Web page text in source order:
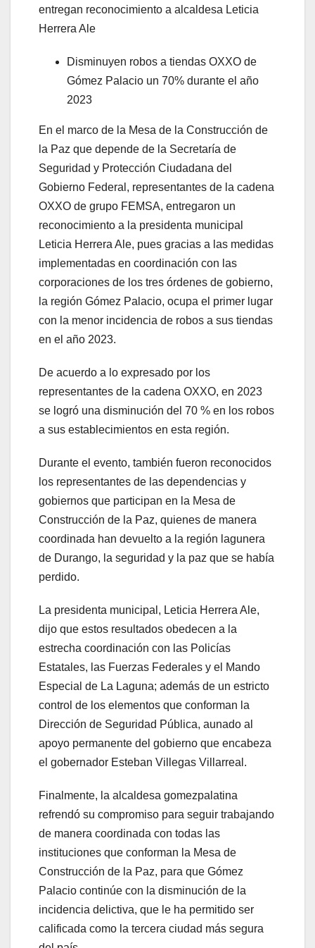
entregan reconocimiento a alcaldesa Leticia
Herrera Ale
Disminuyen robos a tiendas OXXO de
Gómez Palacio un 70% durante el año
2023
En el marco de la Mesa de la Construcción de
la Paz que depende de la Secretaría de
Seguridad y Protección Ciudadana del
Gobierno Federal, representantes de la cadena
OXXO de grupo FEMSA, entregaron un
reconocimiento a la presidenta municipal
Leticia Herrera Ale, pues gracias a las medidas
implementadas en coordinación con las
corporaciones de los tres órdenes de gobierno,
la región Gómez Palacio, ocupa el primer lugar
con la menor incidencia de robos a sus tiendas
en el año 2023.
De acuerdo a lo expresado por los
representantes de la cadena OXXO, en 2023
se logró una disminución del 70 % en los robos
a sus establecimientos en esta región.
Durante el evento, también fueron reconocidos
los representantes de las dependencias y
gobiernos que participan en la Mesa de
Construcción de la Paz, quienes de manera
coordinada han devuelto a la región lagunera
de Durango, la seguridad y la paz que se había
perdido.
La presidenta municipal, Leticia Herrera Ale,
dijo que estos resultados obedecen a la
estrecha coordinación con las Policías
Estatales, las Fuerzas Federales y el Mando
Especial de La Laguna; además de un estricto
control de los elementos que conforman la
Dirección de Seguridad Pública, aunado al
apoyo permanente del gobierno que encabeza
el gobernador Esteban Villegas Villarreal.
Finalmente, la alcaldesa gomezpalatina
refrendó su compromiso para seguir trabajando
de manera coordinada con todas las
instituciones que conforman la Mesa de
Construcción de la Paz, para que Gómez
Palacio continúe con la disminución de la
incidencia delictiva, que le ha permitido ser
calificada como la tercera ciudad más segura